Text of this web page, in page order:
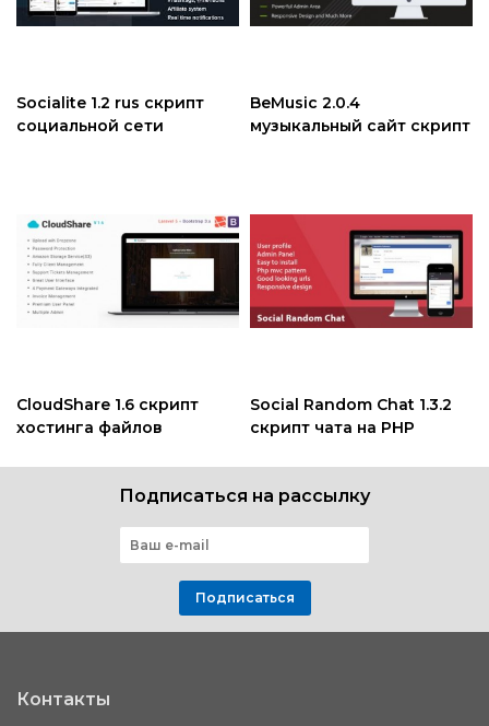
Socialite 1.2 rus скрипт
социальной сети
BeMusic 2.0.4
музыкальный сайт скрипт
CloudShare 1.6 скрипт
хостинга файлов
Social Random Chat 1.3.2
скрипт чата на PHP
Подписаться на рассылку
Подписаться
Контакты